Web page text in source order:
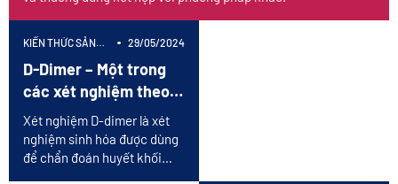
KIẾN THỨC SẢN
29/05/2024
D-Dimer – Một trong
các xét nghiệm theo
dõi điều trị bệnh nhân
Covid-19
Xét nghiệm D-dimer là xét
nghiệm sinh hóa được dùng
để chẩn đoán huyết khối